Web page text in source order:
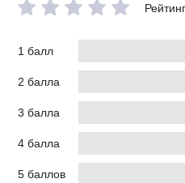
1 балл
2 балла
3 балла
4 балла
5 баллов